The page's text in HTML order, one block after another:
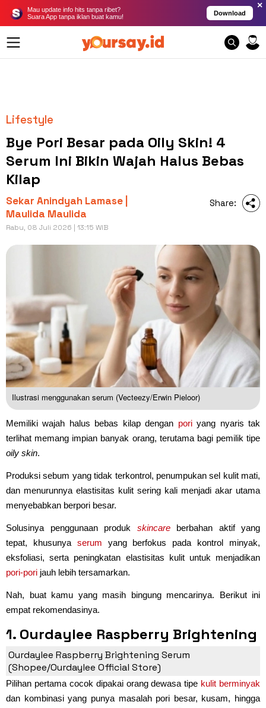
Mau update info hits tanpa ribet?
Suara App tanpa iklan buat kamu!
Download
×
Lifestyle
Bye Pori Besar pada Oily Skin! 4
Serum Ini Bikin Wajah Halus Bebas
Kilap
Sekar Anindyah Lamase |
Maulida Maulida
Rabu, 08 Juli 2026 | 13:15 WIB
Share:
Ilustrasi menggunakan serum (Vecteezy/Erwin Pieloor)
Memiliki wajah halus bebas kilap dengan poriyang nyaris tak
terlihat memang impian banyak orang, terutama bagi pemilik tipe
oily skin.
Produksi sebum yang tidak terkontrol, penumpukan sel kulit mati,
dan menurunnya elastisitas kulit sering kali menjadi akar utama
menyebabkan berpori besar.
Solusinya penggunaan produk skincareberbahan aktif yang
tepat, khusunya serum yang berfokus pada kontrol minyak,
eksfoliasi, serta peningkatan elastisitas kulit untuk menjadikan
pori-pori jauh lebih tersamarkan.
Nah, buat kamu yang masih bingung mencarinya. Berikut ini
empat rekomendasinya.
1. Ourdaylee Raspberry Brightening
Serum
Ourdaylee Raspberry Brightening Serum
(Shopee/Ourdaylee Official Store)
Pilihan pertama cocok dipakai orang dewasa tipe kulit berminyak
dan kombinasi yang punya masalah pori besar, kusam, hingga